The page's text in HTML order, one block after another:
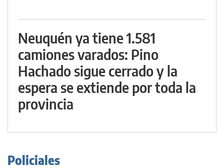
Neuquén ya tiene 1.581
camiones varados: Pino
Hachado sigue cerrado y la
espera se extiende por toda la
provincia
Policiales